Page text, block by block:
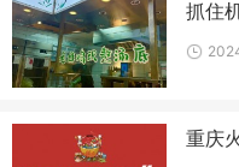
抓住
重庆